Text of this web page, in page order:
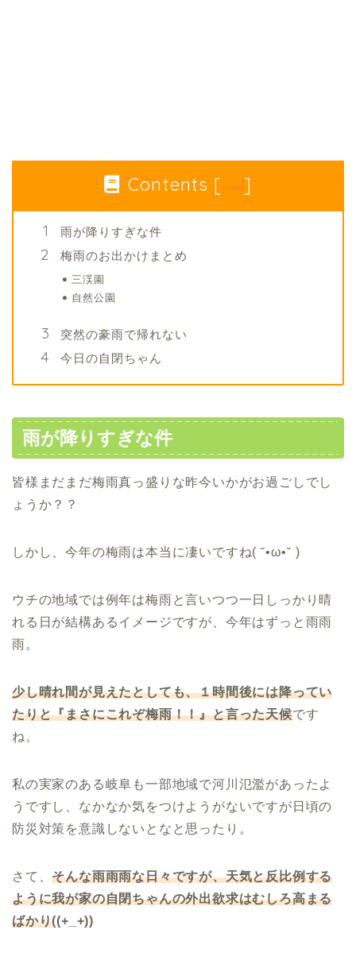
Contents [ hide ]
雨が降りすぎな件
梅雨のお出かけまとめ
三渓園
自然公園
突然の豪雨で帰れない
今日の自閉ちゃん
雨が降りすぎな件
皆様まだまだ梅雨真っ盛りな昨今いかがお過ごしでし
ょうか？？
しかし、今年の梅雨は本当に凄いですね( ˘•ω•˘ )
ウチの地域では例年は梅雨と言いつつ一日しっかり晴
れる日が結構あるイメージですが、今年はずっと雨雨
雨。
少し晴れ間が見えたとしても、１時間後には降ってい
たりと『まさにこれぞ梅雨！！』と言った天候です
ね。
私の実家のある岐阜も一部地域で河川氾濫があったよ
うですし、なかなか気をつけようがないですが日頃の
防災対策を意識しないとなと思ったり。
さて、そんな雨雨雨な日々ですが、天気と反比例する
ように我が家の自閉ちゃんの外出欲求はむしろ高まる
ばかり((+_+))